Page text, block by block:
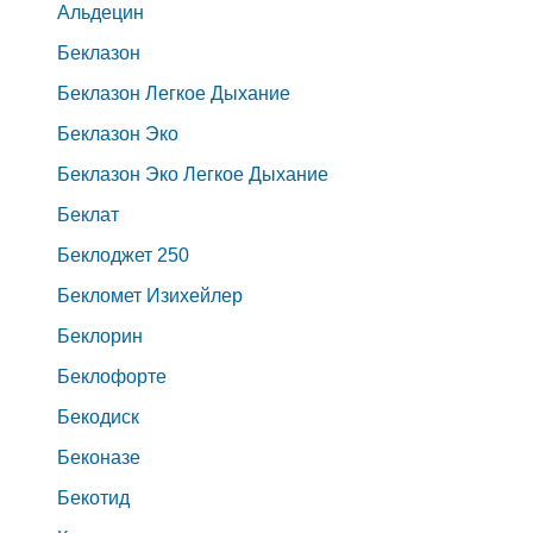
Альдецин
Беклазон
Беклазон Легкое Дыхание
Беклазон Эко
Беклазон Эко Легкое Дыхание
Беклат
Беклоджет 250
Бекломет Изихейлер
Беклорин
Беклофорте
Бекодиск
Беконазе
Бекотид